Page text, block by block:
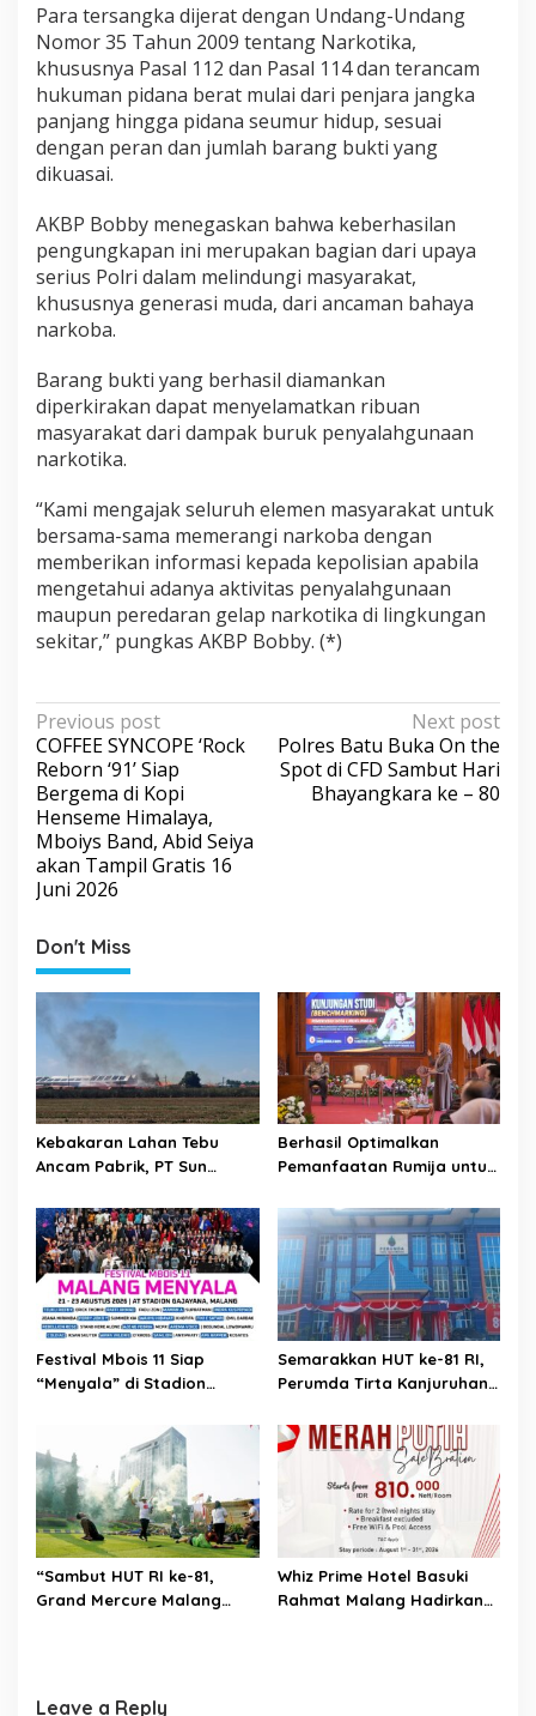
Para tersangka dijerat dengan Undang-Undang
Nomor 35 Tahun 2009 tentang Narkotika,
khususnya Pasal 112 dan Pasal 114 dan terancam
hukuman pidana berat mulai dari penjara jangka
panjang hingga pidana seumur hidup, sesuai
dengan peran dan jumlah barang bukti yang
dikuasai.
AKBP Bobby menegaskan bahwa keberhasilan
pengungkapan ini merupakan bagian dari upaya
serius Polri dalam melindungi masyarakat,
khususnya generasi muda, dari ancaman bahaya
narkoba.
Barang bukti yang berhasil diamankan
diperkirakan dapat menyelamatkan ribuan
masyarakat dari dampak buruk penyalahgunaan
narkotika.
“Kami mengajak seluruh elemen masyarakat untuk
bersama-sama memerangi narkoba dengan
memberikan informasi kepada kepolisian apabila
mengetahui adanya aktivitas penyalahgunaan
maupun peredaran gelap narkotika di lingkungan
sekitar,” pungkas AKBP Bobby. (*)
P
o
s
t
n
a
i
g
a
t
i
o
n
Previous post
COFFEE SYNCOPE ‘Rock
Reborn ‘91’ Siap
Bergema di Kopi
Henseme Himalaya,
Mboiys Band, Abid Seiya
akan Tampil Gratis 16
Juni 2026
Next post
Polres Batu Buka On the
Spot di CFD Sambut Hari
Bhayangkara ke – 80
Don't Miss
Kebakaran Lahan Tebu
Ancam Pabrik, PT Sun
Aman dan Nihil Korban
Berhasil Optimalkan
Pemanfaatan Rumija untuk
Benchmarking di Kota
Mojokerto
Festival Mbois 11 Siap
“Menyala” di Stadion
Semarakkan HUT ke-81 RI,
Perumda Tirta Kanjuruhan
Pembagian Bendera Merah
Putih Tahun 2026
“Sambut HUT RI ke-81,
Grand Mercure Malang
Whiz Prime Hotel Basuki
Rahmat Malang Hadirkan
Leave a Reply